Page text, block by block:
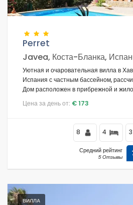
Perret
Javea, Коста-Бланка,
Уютная и очаровательная вилла в
Испания с частным бассейном,
Дом расположен в прибрежной и
Цена за день от: € 173
8 4 3
Средний рейтинг
5 Отзывы
ВИЛЛА